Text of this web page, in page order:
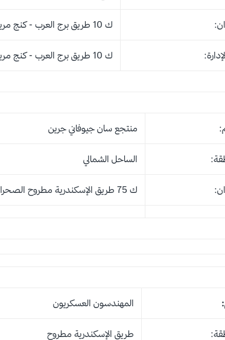
ك 10 طريق برج العرب - كنج مريوط
ك 10 طريق برج العرب - كنج مريوط
منتجع سان جيوفاني جرين
الساحل الشمالي
ك 75 طريق الإسكندرية مطروح الصحراوي
المهندسون العسكريون
طريق الإسكندرية مطروح